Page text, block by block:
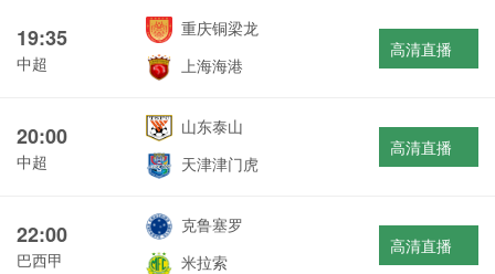
19:35
中超
重庆铜梁龙
上海海港
高清直播
20:00
中超
山东泰山
天津津门虎
高清直播
22:00
巴西甲
克鲁塞罗
米拉索
高清直播